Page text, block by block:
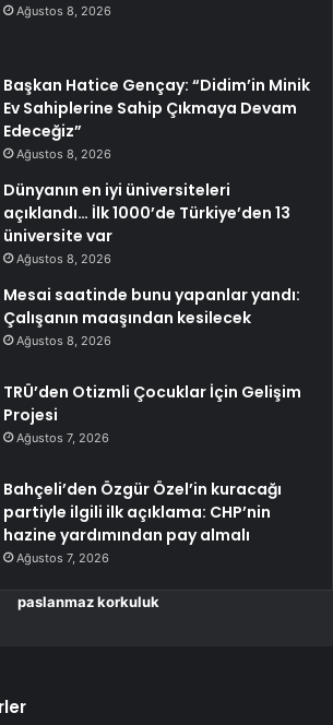
Ağustos 8, 2026
Başkan Hatice Gençay: “Didim’in Minik
Ev Sahiplerine Sahip Çıkmaya Devam
Edeceğiz”
Ağustos 8, 2026
Dünyanın en iyi üniversiteleri
açıklandı… İlk 1000’de Türkiye’den 13
üniversite var
Ağustos 8, 2026
Mesai saatinde bunu yapanlar yandı:
Çalışanın maaşından kesilecek
Ağustos 8, 2026
TRÜ’den Otizmli Çocuklar İçin Gelişim
Projesi
Ağustos 7, 2026
Bahçeli’den Özgür Özel’in kuracağı
partiyle ilgili ilk açıklama: CHP’nin
hazine yardımından pay almalı
Ağustos 7, 2026
paslanmaz korkuluk